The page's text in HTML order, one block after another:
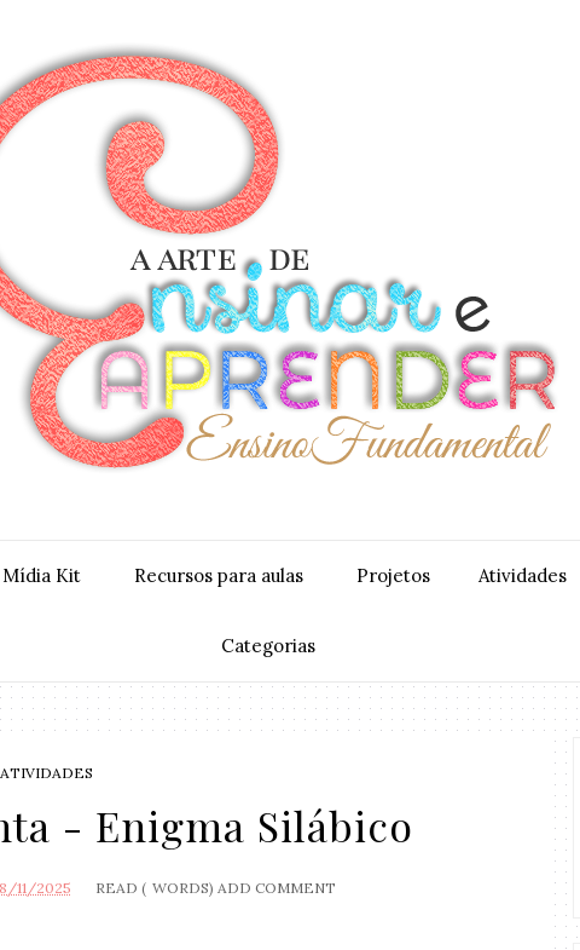
Mídia Kit Recursos para aulas Projetos Atividades
Categorias
ATIVIDADES
- Enigma Silábico
8/11/2025 READ ( WORDS) ADD COMMENT